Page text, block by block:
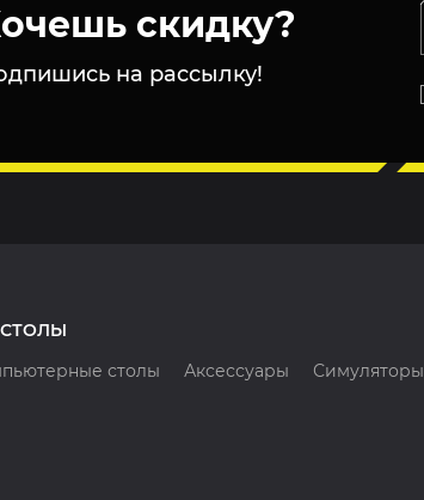
скидку?
на рассылку!
столы Аксессуары
Симуляторы